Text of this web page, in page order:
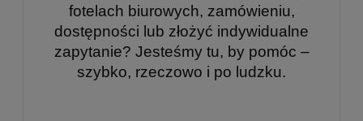
fotelach biurowych, zamówieniu,
dostępności lub złożyć indywidualne
zapytanie? Jesteśmy tu, by pomóc –
szybko, rzeczowo i po ludzku.